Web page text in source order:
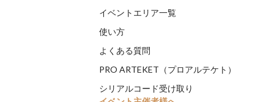
イベントエリア一覧
使い方
よくある質問
PRO ARTEKET（プロアルテケト）
シリアルコード受け取り